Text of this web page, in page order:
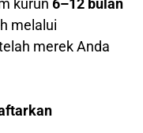
kurun 6–12 bulan
melalui
merek Anda